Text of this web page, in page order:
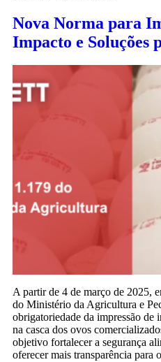
Nova Norma para
Impacto e Soluções
A partir de 4 de março de 2025,
do Ministério da Agricultura e
obrigatoriedade da impressão de
na casca dos ovos
objetivo fortalecer a segurança
oferecer mais transparência para